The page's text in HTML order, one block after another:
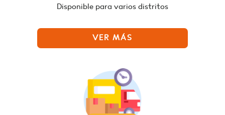
Disponible para varios distritos
VER MÁS